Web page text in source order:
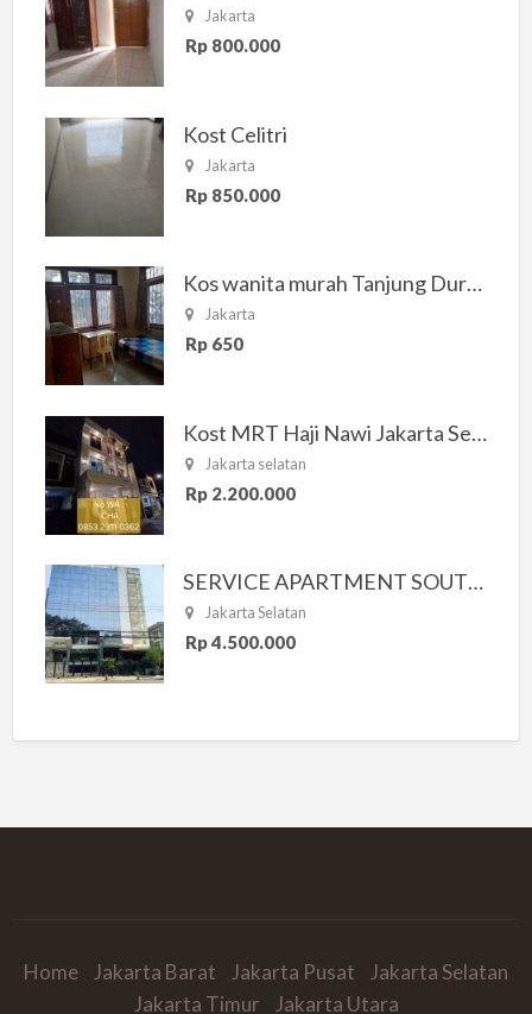
Jakarta
Rp 800.000
Kost Celitri
Jakarta
Rp 850.000
Kos wanita murah Tanjung Duren Jakarta Barat
Jakarta
Rp 650
Kost MRT Haji Nawi Jakarta Selatan
Jakarta selatan
Rp 2.200.000
SERVICE APARTMENT SOUTH RESIDENCE
Jakarta Selatan
Rp 4.500.000
Home Jakarta Barat Jakarta Pusat
Jakarta Selatan
Jakarta Timur
Jakarta Utara